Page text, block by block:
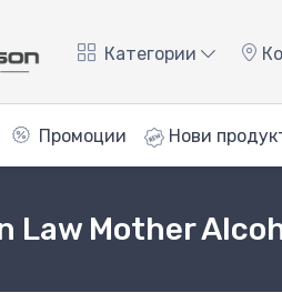
Категории
Промоции Нови
Law Mother